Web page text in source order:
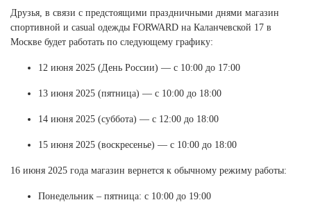
Ставропольский край (5)
Томская область (1)
Тульская область (1)
Тюменская область (3)
Хакасия (1)
Ярославская область (1)
Друзья, в связи с предстоящими праздничными днями магазин
спортивной и casual одежды FORWARD на Каланчевской 17 в
Москве будет работать по следующему графику:
12 июня 2025 (День России) — с 10:00 до 17:00
13 июня 2025 (пятница) — с 10:00 до 18:00
14 июня 2025 (суббота) — с 12:00 до 18:00
15 июня 2025 (воскресенье) — с 10:00 до 18:00
16 июня 2025 года магазин вернется к обычному режиму работы:
Понедельник – пятница: с 10:00 до 19:00